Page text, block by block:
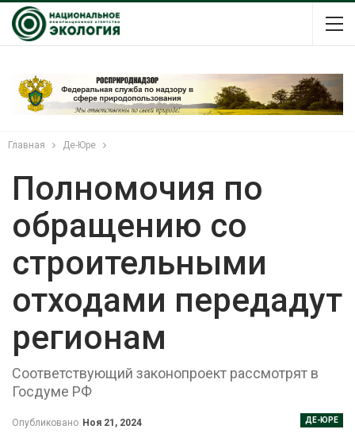
Главная Де-Юре
Полномочия по
обращению со
строительными
отходами передадут
регионам
Соответствующий законопроект рассмотрят в
Госдуме РФ
ДЕ-ЮРЕ
Опубликовано Ноя 21, 2024